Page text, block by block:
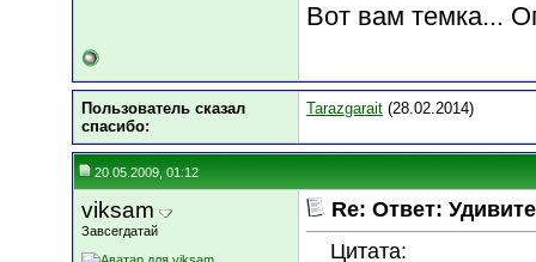
Вот вам темка...
Пользователь сказал
cпасибо:
Tarazgarait (28.02.2014)
20.05.2009, 01:12
viksam
Завсегдатай
Re: Ответ:
Цитата: